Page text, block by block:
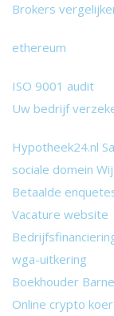
Brokers
ethereum
ISO 9001 audit
Uw bedrijf
Hypotheek24.nl
sociale domein
Betaalde
Vacature website
wga-uitkering
Boekhouder
Online crypto